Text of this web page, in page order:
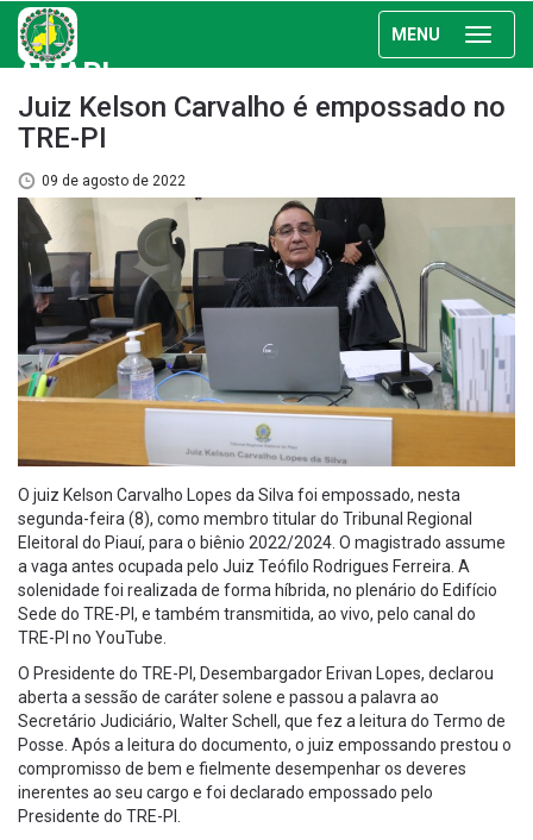
MENU
AMAPI
Juiz Kelson Carvalho é empossado no
TRE-PI
09 de agosto de 2022
O juiz Kelson Carvalho Lopes da Silva foi empossado, nesta
segunda-feira (8), como membro titular do Tribunal Regional
Eleitoral do Piauí, para o biênio 2022/2024. O magistrado assume
a vaga antes ocupada pelo Juiz Teófilo Rodrigues Ferreira. A
solenidade foi realizada de forma híbrida, no plenário do Edifício
Sede do TRE-PI, e também transmitida, ao vivo, pelo canal do
TRE-PI no YouTube.
O Presidente do TRE-PI, Desembargador Erivan Lopes, declarou
aberta a sessão de caráter solene e passou a palavra ao
Secretário Judiciário, Walter Schell, que fez a leitura do Termo de
Posse. Após a leitura do documento, o juiz empossando prestou o
compromisso de bem e fielmente desempenhar os deveres
inerentes ao seu cargo e foi declarado empossado pelo
Presidente do TRE-PI.